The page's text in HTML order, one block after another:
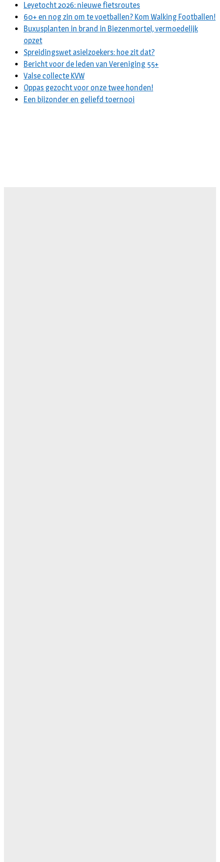
Leyetocht 2026: nieuwe fietsroutes
60+ en nog zin om te voetballen? Kom Walking Footballen!
Buxusplanten in brand in Biezenmortel, vermoedelijk
opzet
Spreidingswet asielzoekers: hoe zit dat?
Bericht voor de leden van Vereniging 55+
Valse collecte KVW
Oppas gezocht voor onze twee honden!
Een bijzonder en geliefd toernooi